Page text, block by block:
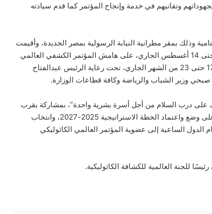
وتفانيهم في خدمة وإنجاح المؤتمر كما قدم سيادته
وذلك بمقر مطرانية النيابة الرسولية بمصر الجديدة، وأقيمت
فعاليات المؤتمر العالمي الكشفي الكاثوليكي، في الفترة 11 وحتى 14 أغسطس الجاري، على هامش المؤتمر الكشفي العالمي
الثالث والأربعين الذي تستضيفه مصر لأول مرة في الفترة من 17 حتى 23 من الشهر الجاري، تحت رعاية الرئيس عبدالفتاح
وزير الشباب والرياضة وكافة قطاعات الوزارة.
على درب السلام من أجل أسرة بشرية واحدة”، بمشاركة يقرب
من 100 مشارك من 60 دولة على مستوى العالم، أتوا ليعملوا على وضع واعتماد الخطة الاستراتيجية 2025-2027، وانتخاب
الدول الساعية إلى عضوية المؤتمر العالمي الكاثوليكي
للجنة العالمية للكشافة الكاثوليكية.
لبنان: 100 ألف طفل قد لا يعودون إلى
المدارس مع بداية العام الدراسي
البابا يشجّع شباب العراق على أن يكونوا نور
المسيح ورسُل رجاء في بلدهم
المتميز للمنتخب المصري وروح التكاتف
التي جمعت المصريين